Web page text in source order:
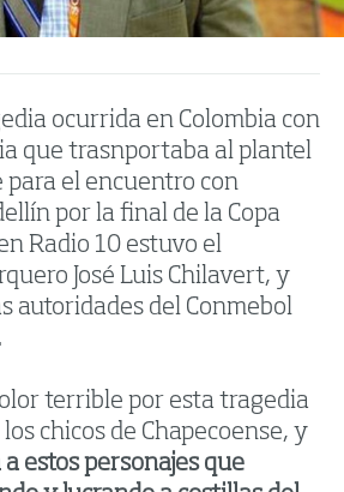
ocurrida en Colombia con
que trasnportaba al plantel
para el encuentro con
por la final de la Copa
Radio 10 estuvo el
José Luis Chilavert, y
autoridades del Conmebol
terrible por esta tragedia
chicos de Chapecoense, y
estos personajes que